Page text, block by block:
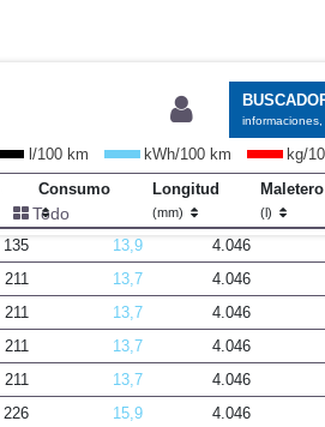
Todo
l/100 km kWh/100 km
kg/
Consumo Longitud
(mm)
Maletero
(l)
135 13,9 4.046
211 13,7 4.046
211 13,7 4.046
211 13,7 4.046
211 13,7 4.046
226 15,9 4.046